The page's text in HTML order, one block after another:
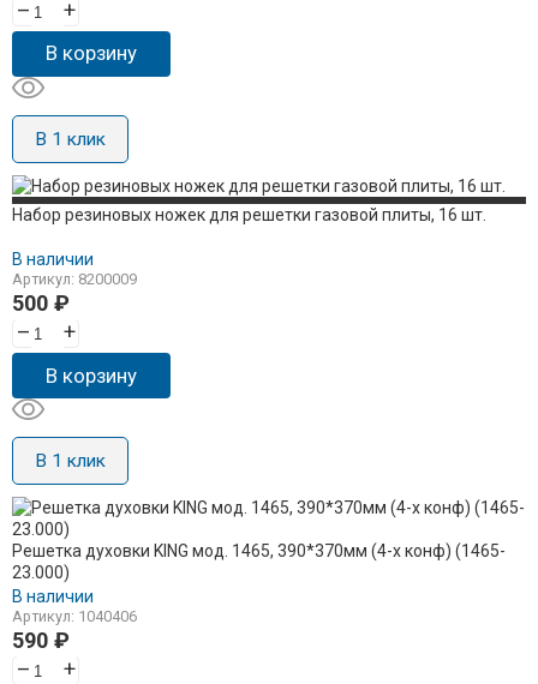
–
+
В корзину
В 1 клик
Набор резиновых ножек для решетки газовой плиты, 16 шт.
В наличии
Артикул: 8200009
500 ₽
–
+
В корзину
В 1 клик
Решетка духовки KING мод. 1465, 390*370мм (4-х конф) (1465-
23.000)
В наличии
Артикул: 1040406
590 ₽
–
+